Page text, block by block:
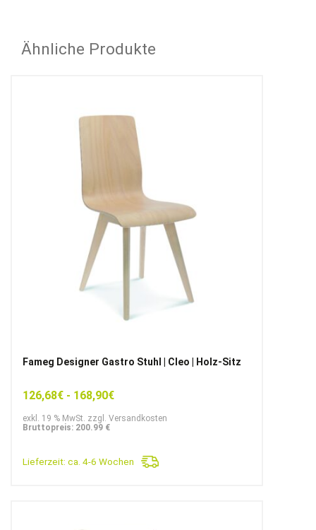
Ähnliche Produkte
Fameg Designer Gastro Stuhl | Cleo | Holz-Sitz
126,68€ - 168,90€
exkl. 19 % MwSt. zzgl. Versandkosten
Bruttopreis: 200.99 €
Lieferzeit: ca. 4-6 Wochen